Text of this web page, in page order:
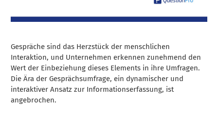
Gespräche sind das Herzstück der menschlichen
Interaktion, und Unternehmen erkennen zunehmend den
Wert der Einbeziehung dieses Elements in ihre Umfragen.
Die Ära der Gesprächsumfrage, ein dynamischer und
interaktiver Ansatz zur Informationserfassung, ist
angebrochen.